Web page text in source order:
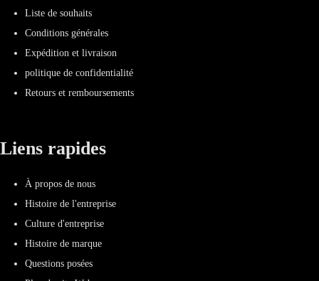
Liste de souhaits
Conditions générales
Expédition et livraison
politique de confidentialité
Retours et remboursements
Liens rapides
À propos de nous
Histoire de l'entreprise
Culture d'entreprise
Histoire de marque
Questions posées